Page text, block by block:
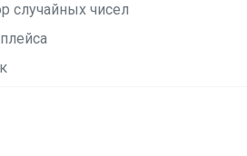
случайных чисел